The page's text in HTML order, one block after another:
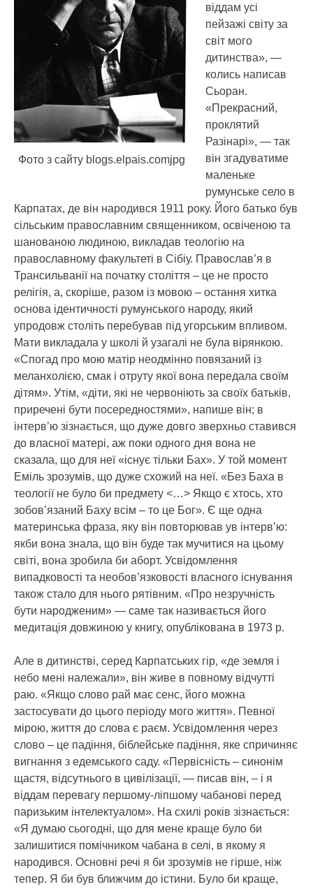
Фото з сайту blogs.elpais.comjpg
віддам усі
пейзажі світу за
світ мого
дитинства», —
колись написав
Сьоран.
«Прекрасний,
проклятий
Разінарі», — так
він згадуватиме
маленьке
румунське село в
Карпатах, де він народився 1911 року. Його батько був
сільським православним священником, освіченою та
шанованою людиною, викладав теологію на
православному факультеті в Сібіу. Православ’я в
Трансильванії на початку століття – це не просто
релігія, а, скоріше, разом із мовою – остання хитка
основа ідентичності румунського народу, який
упродовж століть перебував під угорським впливом.
Мати викладала у школі й узагалі не була вірянкою.
«Спогад про мою матір неодмінно повязаний із
меланхолією, смак і отруту якої вона передала своїм
дітям». Утім, «діти, які не червоніють за своїх батьків,
приречені бути посередностями», напише він; в
інтерв’ю зізнається, що дуже довго зверхньо ставився
до власної матері, аж поки одного дня вона не
сказала, що для неї «існує тільки Бах». У той момент
Еміль зрозумів, що дуже схожий на неї. «Без Баха в
теології не було би предмету <…> Якщо є хтось, хто
зобов’язаний Баху всім – то це Бог». Є ще одна
материнська фраза, яку він повторював ув інтерв’ю:
якби вона знала, що він буде так мучитися на цьому
світі, вона зробила би аборт. Усвідомлення
випадковості та необов’язковості власного існування
також стало для нього рятівним. «Про незручність
бути народженим» — саме так називається його
медитація довжиною у книгу, опублікована в 1973 р.
Але в дитинстві, серед Карпатських гір, «де земля і
небо мені належали», він живе в повному відчутті
раю. «Якщо слово рай має сенс, його можна
застосувати до цього періоду мого життя». Певної
мірою, життя до слова є раєм. Усвідомлення через
слово – це падіння, біблейське падіння, яке спричиняє
вигнання з едемського саду. «Первісність – синонім
щастя, відсутнього в цивілізації, — писав він, – і я
віддам перевагу першому-ліпшому чабанові перед
паризьким інтелектуалом». На схилі років зізнається:
«Я думаю сьогодні, що для мене краще було би
залишитися помічником чабана в селі, в якому я
народився. Основні речі я би зрозумів не гірше, ніж
тепер. Я би був ближчим до істини. Було би краще,